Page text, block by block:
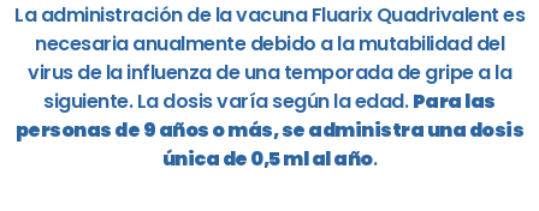
La administración de la vacuna Fluarix Quadrivalent es
necesaria anualmente debido a la mutabilidad del
virus de la influenza de una temporada de gripe a la
siguiente. La dosis varía según la edad.Para las
personas de 9 años o más, se administra una dosis
única de 0,5 ml al año.